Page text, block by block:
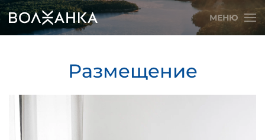
Skip to main content
МЕНЮ
Размещение